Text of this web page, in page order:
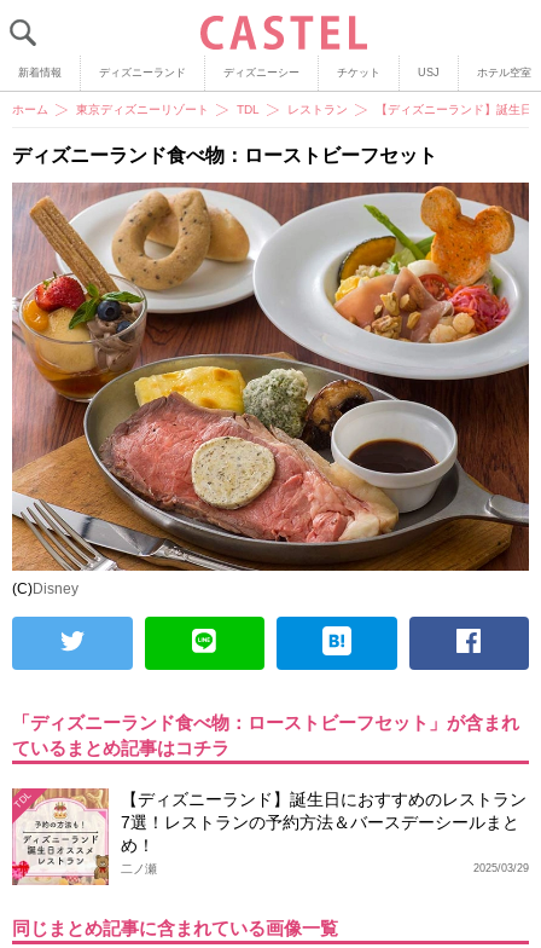
新着情報 ディズニーランド ディズニーシー チケット USJ ホテル空室
ホーム 東京ディズニーリゾート TDL レストラン 【ディズニーランド】誕生
ディズニーランド食べ物：ローストビーフセット
(C)Disney
「ディズニーランド食べ物：ローストビーフセット」が含まれ
ているまとめ記事はコチラ
TDL
【ディズニーランド】誕生日におすすめのレストラン
7選！レストランの予約方法＆バースデーシールまと
め！
2025/03/29
二ノ瀬
同じまとめ記事に含まれている画像一覧